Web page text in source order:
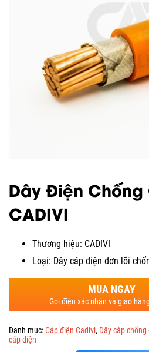
Dây Điện Chống
CADIVI
Thương hiệu: CADIVI
Loại: Dây cáp điện đơn lõi
MUA NGAY
Gọi điện xác nhận và giao
Danh mục:Cáp điện Cadivi, Dây cáp
cáp điện